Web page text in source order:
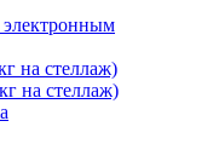
на стеллаж)
на стеллаж)